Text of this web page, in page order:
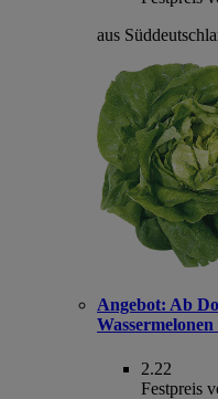
aus
Angebot: Ab
Wassermelonen
2.22
Festpreis